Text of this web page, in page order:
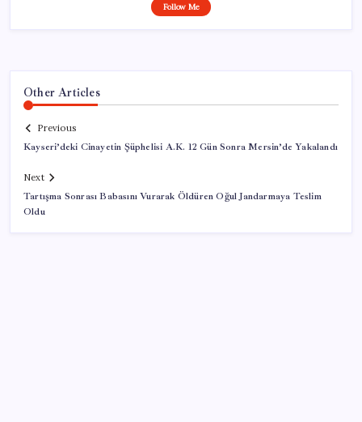
Follow Me
Other Articles
Previous
Kayseri’deki Cinayetin Şüphelisi A.K. 12 Gün Sonra Mersin’de Yakalandı
Next
Tartışma Sonrası Babasını Vurarak Öldüren Oğul Jandarmaya Teslim
Oldu